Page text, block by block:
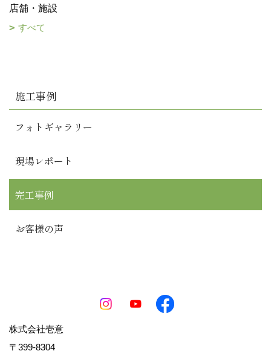
店舗・施設
すべて
施工事例
フォトギャラリー
現場レポート
完工事例
お客様の声
株式会社壱意
〒399-8304